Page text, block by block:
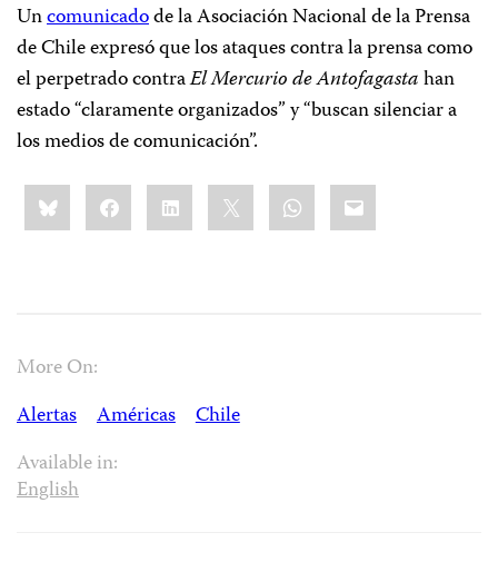
Uncomunicadode la Asociación Nacional de la Prensa
de Chile expresó que los ataques contra la prensa como
el perpetrado contraEl Mercurio de Antofagastahan
estado “claramente organizados” y “buscan silenciar a
los medios de comunicación”.
Share
this:BlueskyFacebookLinkedIn WhatsApp
Email
More On:
Alertas
Américas
Chile
Available in:
English